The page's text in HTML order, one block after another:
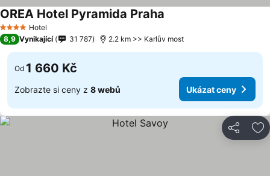
4 Počet hvězdiček
Hotel
OREA Hotel Pyramida Praha
8,9 Vynikající 31 787 2.2 km >> Karlův most
Od 1 660 Kč
Zobrazte si ceny z 8 webů Ukázat ceny
Sdílet